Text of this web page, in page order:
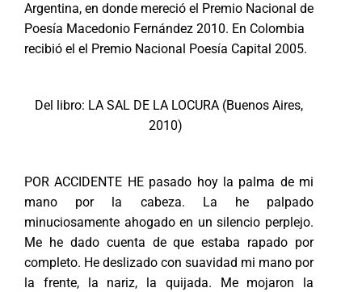
Argentina, en donde mereció el Premio Nacional de
Poesía Macedonio Fernández 2010. En Colombia
recibió el el Premio Nacional Poesía Capital 2005.
Del libro: LA SAL DE LA LOCURA (Buenos Aires,
2010)
POR ACCIDENTE HE pasado hoy la palma de mi
mano por la cabeza. La he palpado
minuciosamente ahogado en un silencio perplejo.
Me he dado cuenta de que estaba rapado por
completo. He deslizado con suavidad mi mano por
la frente, la nariz, la quijada. Me mojaron la